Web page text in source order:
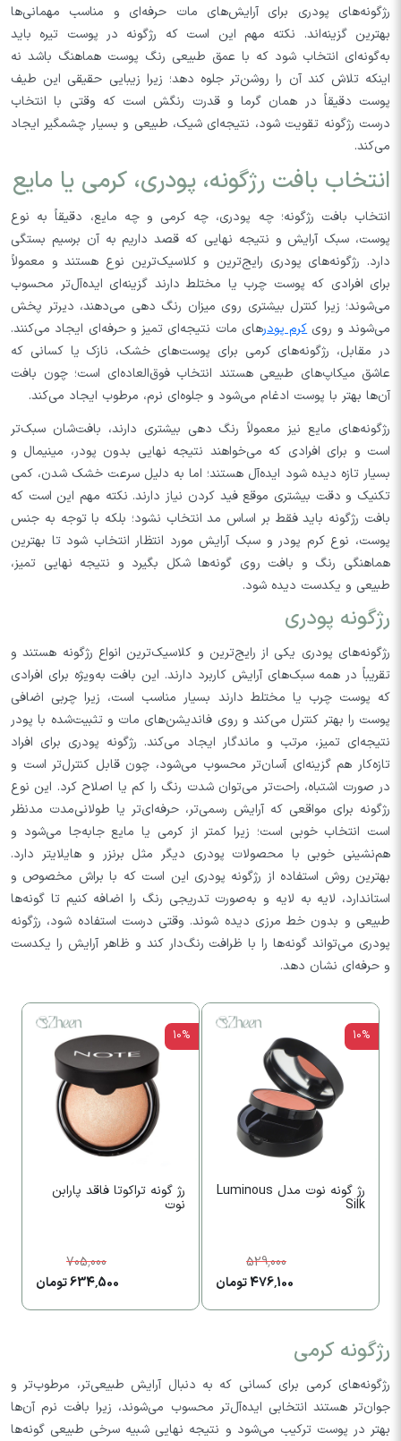
رژگونه‌های پودری برای آرایش‌های مات حرفه‌ای و مناسب مهمانی‌ها
بهترین گزینه‌اند. نکته مهم این است که رژگونه در پوست تیره باید
به‌گونه‌ای انتخاب شود که با عمق طبیعی رنگ پوست هماهنگ باشد نه
اینکه تلاش کند آن را روشن‌تر جلوه دهد؛ زیرا زیبایی حقیقی این طیف
پوست دقیقاً در همان گرما و قدرت رنگش است که وقتی با انتخاب
درست رژگونه تقویت شود، نتیجه‌ای شیک، طبیعی و بسیار چشمگیر ایجاد
می‌کند.
انتخاب بافت رژگونه، پودری، کرمی یا مایع
انتخاب بافت رژگونه؛ چه پودری، چه کرمی و چه مایع، دقیقاً به نوع
پوست، سبک آرایش و نتیجه‌ نهایی که قصد داریم به آن برسیم بستگی
دارد. رژگونه‌های پودری رایج‌ترین و کلاسیک‌ترین نوع هستند و معمولاً
برای افرادی که پوست چرب یا مختلط دارند گزینه‌ای ایده‌آل‌تر محسوب
می‌شوند؛ زیرا کنترل بیشتری روی میزان رنگ‌ دهی می‌دهند، دیرتر پخش
می‌شوند و رویکرم پودر‌های مات نتیجه‌ای تمیز و حرفه‌ای ایجاد می‌کنند.
در مقابل، رژگونه‌های کرمی برای پوست‌های خشک، نازک یا کسانی که
عاشق میکاپ‌های طبیعی هستند انتخاب فوق‌العاده‌ای است؛ چون بافت
آن‌ها بهتر با پوست ادغام می‌شود و جلوه‌ای نرم، مرطوب ایجاد می‌کند.
رژگونه‌های مایع نیز معمولاً رنگ‌ دهی بیشتری دارند، بافت‌شان سبک‌تر
است و برای افرادی که می‌خواهند نتیجه نهایی بدون پودر، مینیمال و
بسیار تازه دیده شود ایده‌آل هستند؛ اما به دلیل سرعت خشک شدن، کمی
تکنیک و دقت بیشتری موقع فید کردن نیاز دارند. نکته مهم این است که
بافت رژگونه باید فقط بر اساس مد انتخاب نشود؛ بلکه با توجه به جنس
پوست، نوع کرم پودر و سبک آرایش مورد انتظار انتخاب شود تا بهترین
هماهنگی رنگ و بافت روی گونه‌ها شکل بگیرد و نتیجه نهایی تمیز،
طبیعی و یکدست دیده شود.
رژگونه پودری
رژگونه‌های پودری یکی از رایج‌ترین و کلاسیک‌ترین انواع رژگونه هستند و
تقریباً در همه سبک‌های آرایش کاربرد دارند. این بافت به‌ویژه برای افرادی
که پوست چرب یا مختلط دارند بسیار مناسب است، زیرا چربی اضافی
پوست را بهتر کنترل می‌کند و روی فاندیشن‌های مات و تثبیت‌شده با پودر
نتیجه‌ای تمیز، مرتب و ماندگار ایجاد می‌کند. رژگونه پودری برای افراد
تازه‌کار هم گزینه‌ای آسان‌تر محسوب می‌شود، چون قابل‌ کنترل‌تر است و
در صورت اشتباه، راحت‌تر می‌توان شدت رنگ را کم یا اصلاح کرد. این نوع
رژگونه برای مواقعی که آرایش رسمی‌تر، حرفه‌ای‌تر یا طولانی‌مدت مدنظر
است انتخاب خوبی است؛ زیرا کمتر از کرمی یا مایع جابه‌جا می‌شود و
هم‌نشینی خوبی با محصولات پودری دیگر مثل برنزر و هایلایتر دارد.
بهترین روش استفاده از رژگونه پودری این است که با براش مخصوص و
استاندارد، لایه به لایه و به‌صورت تدریجی رنگ را اضافه کنیم تا گونه‌ها
طبیعی و بدون خط مرزی دیده شوند. وقتی درست استفاده شود، رژگونه
پودری می‌تواند گونه‌ها را با ظرافت رنگ‌دار کند و ظاهر آرایش را یکدست
و حرفه‌ای نشان دهد.
10%
‫رژ گونه نوت مدل Luminous
Silk
529,000
476,100 تومان
10%
‫رژ گونه تراکوتا فاقد پارابن
نوت
705,000
634,500 تومان
رژگونه کرمی
رژگونه‌های کرمی برای کسانی که به دنبال آرایش طبیعی‌تر، مرطوب‌تر و
جوان‌تر هستند انتخابی ایده‌آل‌تر محسوب می‌شوند، زیرا بافت نرم آن‌ها
بهتر در پوست ترکیب می‌شود و نتیجه‌ نهایی شبیه سرخی طبیعی گونه‌ها